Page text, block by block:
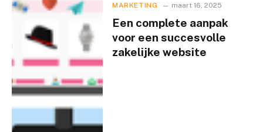
MARKETING maart 16, 2025
Een complete aanpak
voor een succesvolle
zakelijke website